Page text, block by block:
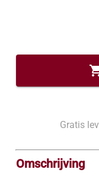
Gratis
Omschrijving